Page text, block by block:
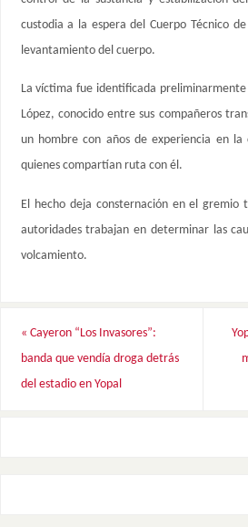
custodia a la espera del Cuerpo Técnico
levantamiento del cuerpo.
La víctima fue identificada preliminarmente
López, conocido entre sus compañeros
un hombre con años de experiencia en
quienes compartían ruta con él.
El hecho deja consternación en el gremio
autoridades trabajan en determinar las
volcamiento.
« Cayeron “Los Invasores”:
banda que vendía droga detrás
del estadio en Yopal